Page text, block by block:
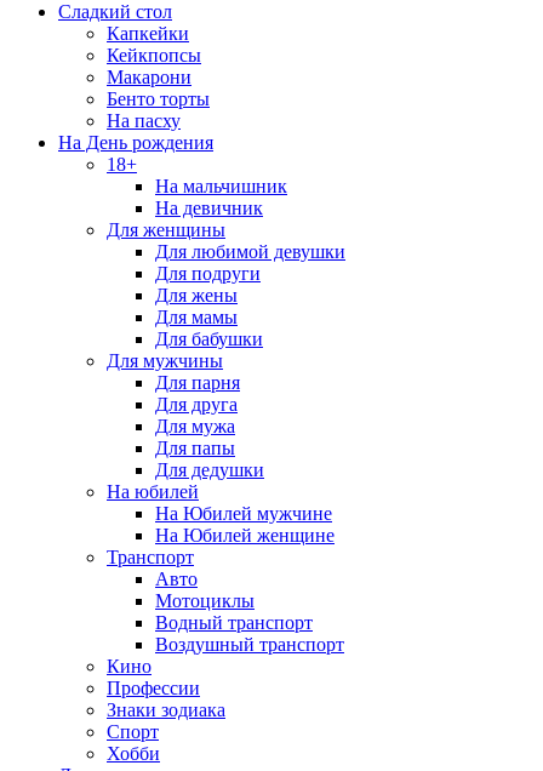
Сладкий стол
Капкейки
Кейкпопсы
Макарони
Бенто торты
На пасху
На День рождения
18+
На мальчишник
На девичник
Для женщины
Для любимой девушки
Для подруги
Для жены
Для мамы
Для бабушки
Для мужчины
Для парня
Для друга
Для мужа
Для папы
Для дедушки
На юбилей
На Юбилей мужчине
На Юбилей женщине
Транспорт
Авто
Мотоциклы
Водный транспорт
Воздушный транспорт
Кино
Профессии
Знаки зодиака
Спорт
Хобби